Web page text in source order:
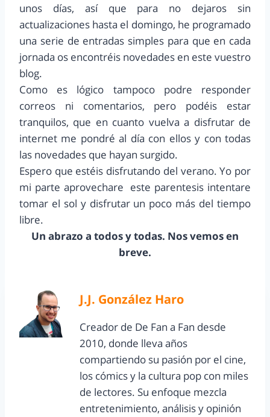
unos días, así que para no dejaros sin
actualizaciones hasta el domingo, he programado
una serie de entradas simples para que en cada
jornada os encontréis novedades en este vuestro
blog.
Como es lógico tampoco podre responder
correos ni comentarios, pero podéis estar
tranquilos, que en cuanto vuelva a disfrutar de
internet me pondré al día con ellos y con todas
las novedades que hayan surgido.
Espero que estéis disfrutando del verano. Yo por
mi parte aprovechare este parentesis intentare
tomar el sol y disfrutar un poco más del tiempo
libre.
Un abrazo a todos y todas. Nos vemos en
breve.
J.J. González Haro
Creador de De Fan a Fan desde
2010, donde lleva años
compartiendo su pasión por el cine,
los cómics y la cultura pop con miles
de lectores. Su enfoque mezcla
entretenimiento, análisis y opinión